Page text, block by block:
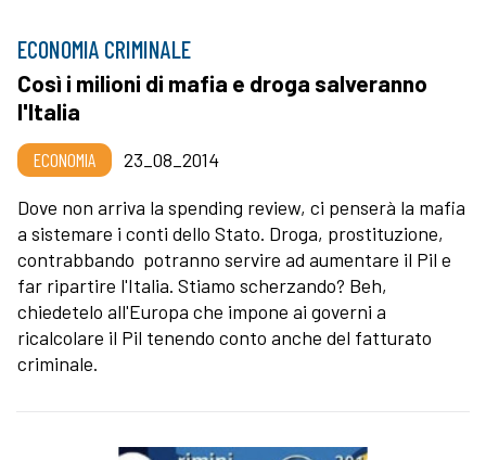
ECONOMIA CRIMINALE
Così i milioni di mafia e droga salveranno
l'Italia
ECONOMIA
23_08_2014
Dove non arriva la spending review, ci penserà la mafia
a sistemare i conti dello Stato. Droga, prostituzione,
contrabbando potranno servire ad aumentare il Pil e
far ripartire l'Italia. Stiamo scherzando? Beh,
chiedetelo all'Europa che impone ai governi a
ricalcolare il Pil tenendo conto anche del fatturato
criminale.